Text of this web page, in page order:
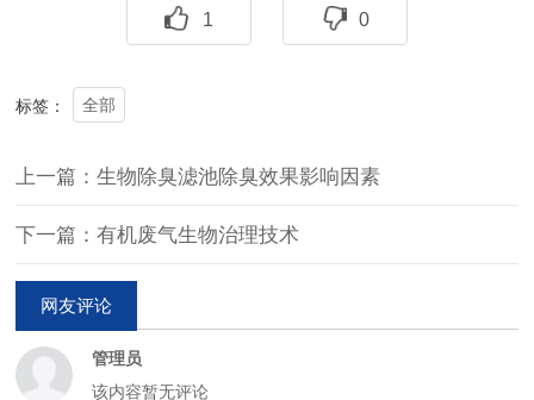
1 0
标签： 全部
上一篇：生物除臭滤池除臭效果影响因素
下一篇：有机废气生物治理技术
网友评论
管理员
该内容暂无评论